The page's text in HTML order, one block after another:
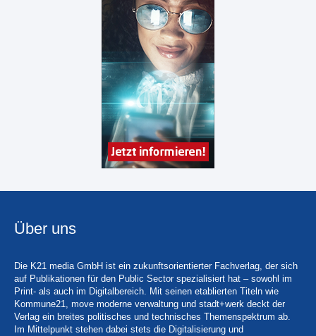
Über uns
Die K21 media GmbH ist ein zukunftsorientierter Fachverlag, der sich
auf Publikationen für den Public Sector spezialisiert hat – sowohl im
Print- als auch im Digitalbereich. Mit seinen etablierten Titeln wie
Kommune21, move moderne verwaltung und stadt+werk deckt der
Verlag ein breites politisches und technisches Themenspektrum ab.
Im Mittelpunkt stehen dabei stets die Digitalisierung und